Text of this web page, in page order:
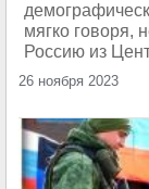
мягко говоря,
Россию из
26 ноября 2023